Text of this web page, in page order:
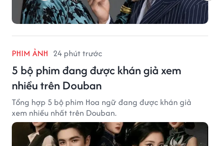
PHIM ẢNH 24 phút trước
5 bộ phim đang được khán giả xem
nhiều trên Douban
Tổng hợp 5 bộ phim Hoa ngữ đang được khán giả
xem nhiều nhất trên Douban.